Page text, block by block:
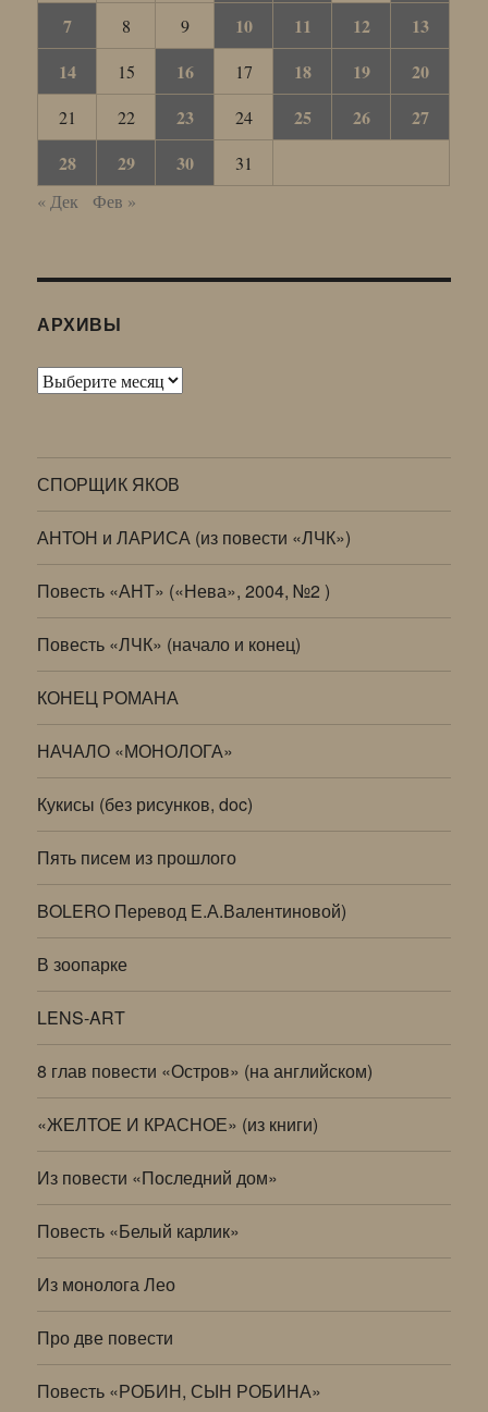
7
8 9 10 11 12
13
14
15 16 17 18 19 20
21 22 23 24 25 26
27
28
29 30
31
« Дек
Фев »
АРХИВЫ
Архивы
СПОРЩИК ЯКОВ
АНТОН и ЛАРИСА (из повести «ЛЧК»)
Повесть «АНТ» («Нева», 2004, №2 )
Повесть «ЛЧК» (начало и конец)
КОНЕЦ РОМАНА
НАЧАЛО «МОНОЛОГА»
Кукисы (без рисунков, doc)
Пять писем из прошлого
BOLERO Перевод Е.А.Валентиновой)
В зоопарке
LENS-ART
8 глав повести «Остров» (на английском)
«ЖЕЛТОЕ И КРАСНОЕ» (из книги)
Из повести «Последний дом»
Повесть «Белый карлик»
Из монолога Лео
Про две повести
Повесть «РОБИН, СЫН РОБИНА»